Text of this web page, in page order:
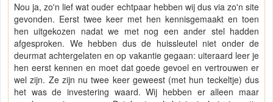
Nou ja, zo'n lief wat ouder echtpaar hebben wij dus via zo'n site
gevonden. Eerst twee keer met hen kennisgemaakt en toen
hen uitgekozen nadat we met nog een ander stel hadden
afgesproken. We hebben dus de huissleutel niet onder de
deurmat achtergelaten en op vakantie gegaan: uiteraard leer je
hen eerst kennen en moet dat goede gevoel en vertrouwen er
wel zijn. Ze zijn nu twee keer geweest (met hun teckeltje) dus
het was de investering waard. Wij hebben er alleen maar